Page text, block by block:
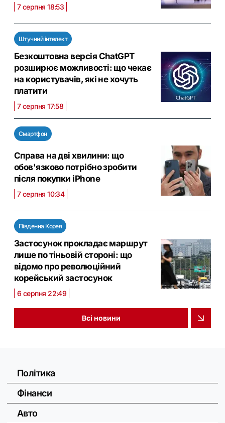
7 серпня 18:53
Штучний інтелект
Безкоштовна версія ChatGPT
розширює можливості: що чекає
на користувачів, які не хочуть
платити
7 серпня 17:58
Смартфон
Справа на дві хвилини: що
обов'язково потрібно зробити
після покупки iPhone
7 серпня 10:34
Південна Корея
Застосунок прокладає маршрут
лише по тіньовій стороні: що
відомо про революційний
корейський застосунок
6 серпня 22:49
Всі новини
Політика
Фінанси
Авто